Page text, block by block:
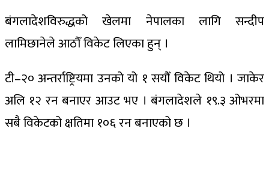
बंगलादेशविरुद्धको खेलमा नेपालका लागि सन्दीप
लामिछानेले आठौँ विकेट लिएका हुन् ।
टी–२० अन्तर्राष्ट्रियमा उनको यो १ सयौँ विकेट थियो । जाकेर
अलि १२ रन बनाएर आउट भए । बंगलादेशले १९.३ ओभरमा
सबै विकेटको क्षतिमा १०६ रन बनाएको छ ।